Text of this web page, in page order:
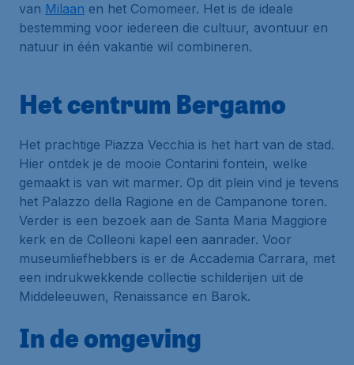
van Milaan en het Comomeer. Het is de ideale
bestemming voor iedereen die cultuur, avontuur en
natuur in één vakantie wil combineren.
Het centrum Bergamo
Het prachtige Piazza Vecchia is het hart van de stad.
Hier ontdek je de mooie Contarini fontein, welke
gemaakt is van wit marmer. Op dit plein vind je tevens
het Palazzo della Ragione en de Campanone toren.
Verder is een bezoek aan de Santa Maria Maggiore
kerk en de Colleoni kapel een aanrader. Voor
museumliefhebbers is er de Accademia Carrara, met
een indrukwekkende collectie schilderijen uit de
Middeleeuwen, Renaissance en Barok.
In de omgeving